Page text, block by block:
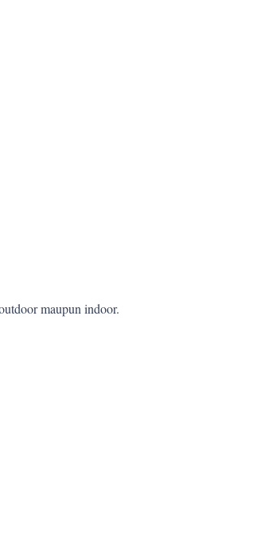
maupun indoor.